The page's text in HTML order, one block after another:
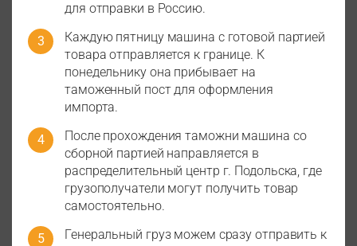
для отправки в Россию.
Каждую пятницу машина с готовой партией
товара отправляется к границе. К
понедельнику она прибывает на
таможенный пост для оформления
импорта.
После прохождения таможни машина со
сборной партией направляется в
распределительный центр г. Подольска, где
грузополучатели могут получить товар
самостоятельно.
Генеральный груз можем сразу отправить к